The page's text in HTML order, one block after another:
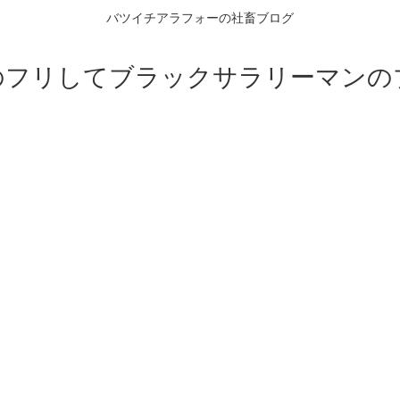
バツイチアラフォーの社畜ブログ
フリしてブラックサラリーマンの